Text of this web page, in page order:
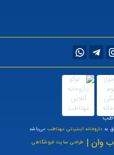
به داروخانه اینترنتی مهتاطبمی‌باشد
وان | طراحی سایت فروشگاهی